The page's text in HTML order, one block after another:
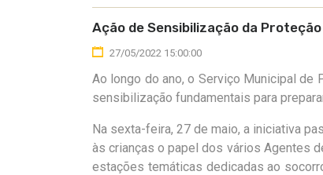
Ação de Sensibilização da
27/05/2022 15:00:00
Ao longo do ano, o Serviço Municipal de
sensibilização fundamentais para
Na sexta-feira, 27 de maio, a iniciativa
às crianças o papel dos vários Agentes
estações temáticas dedicadas ao